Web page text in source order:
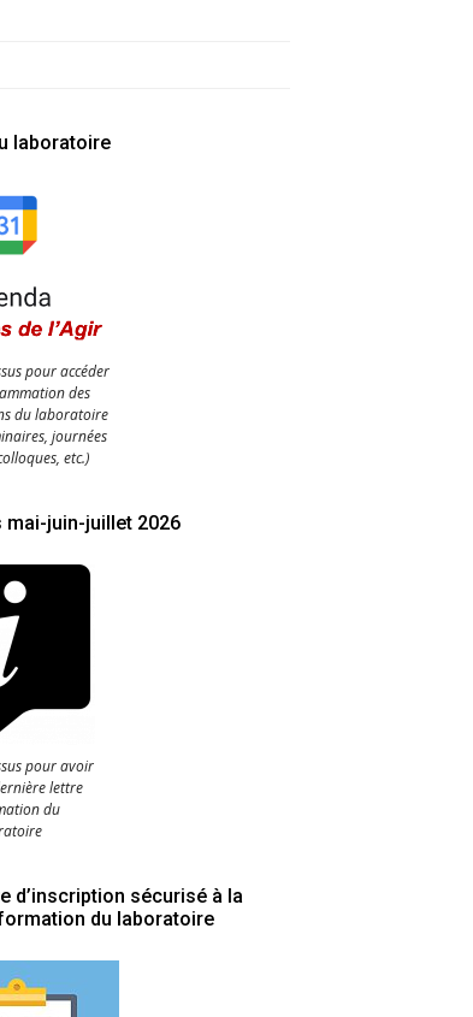
laboratoire
pour accéder
des
du laboratoire
journées
etc.)
mai-juin-juillet 2026
pour avoir
lettre
du
d’inscription sécurisé à la
du laboratoire